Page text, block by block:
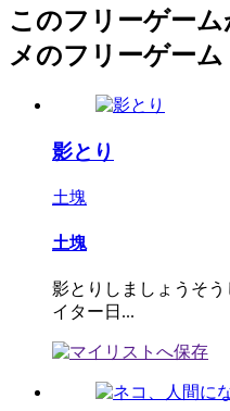
このフリーゲー
メのフリーゲーム
影とり
土塊
土塊
影とりしましょうそ
イター日...